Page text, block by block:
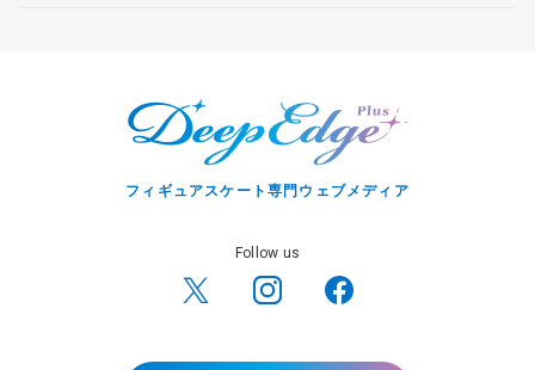
フィギュアスケート専門ウェブメディア
Follow us